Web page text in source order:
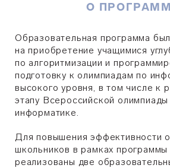
О
Образовательная программа
на приобретение учащимися
по алгоритмизации и
подготовку к олимпиадам по
высокого уровня, в том числе к
этапу Всероссийской
информатике.
Для повышения эффективности
школьников в рамках программы
реализованы две